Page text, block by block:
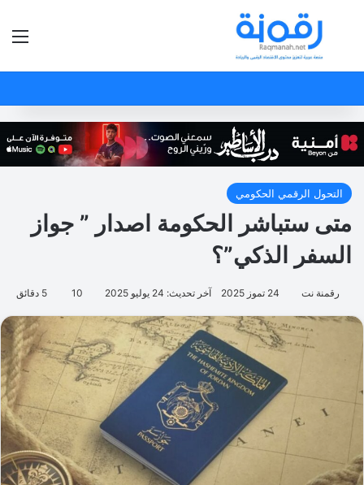
بحث عن
التحول الرقمي الحكومي
متى ستباشر الحكومة اصدار ” جواز
السفر الذكي”؟
رقمنة نت 24 تموز 2025 آخر تحديث: 24 يوليو 2025 10